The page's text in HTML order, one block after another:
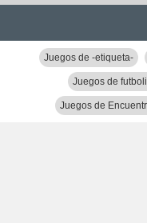
Juegos de -etiqueta-
Juegos de
Juegos de